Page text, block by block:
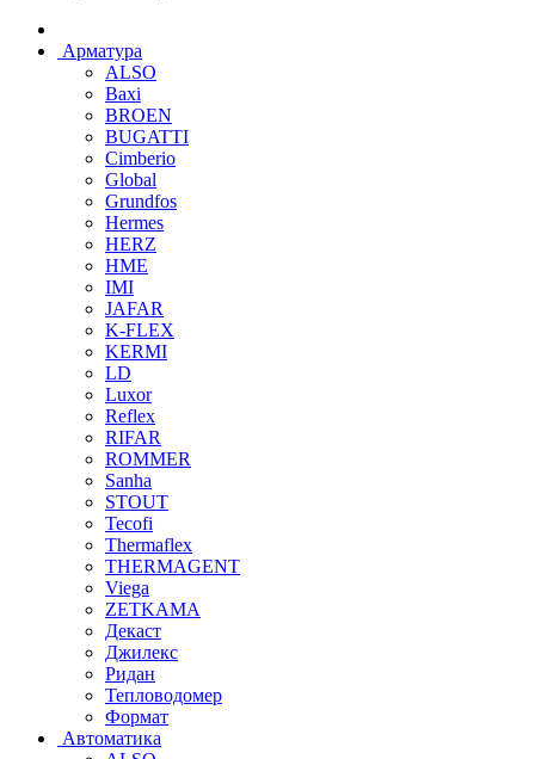
Арматура
ALSO
Baxi
BROEN
BUGATTI
Cimberio
Global
Grundfos
Hermes
HERZ
HME
IMI
JAFAR
K-FLEX
KERMI
LD
Luxor
Reflex
RIFAR
ROMMER
Sanha
STOUT
Tecofi
Thermaflex
THERMAGENT
Viega
ZETKAMA
Декаст
Джилекс
Ридан
Тепловодомер
Формат
Автоматика